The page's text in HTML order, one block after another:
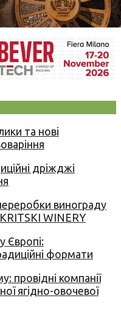
та нові
дріжджі
винограду
WINERY
Європі:
формати
провідні компанії
ягідно-овочевої